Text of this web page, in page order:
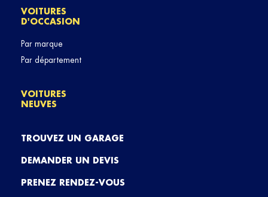
VOITURES
D'OCCASION
Par marque
Par département
VOITURES
NEUVES
TROUVEZ UN GARAGE
DEMANDER UN DEVIS
PRENEZ RENDEZ-VOUS